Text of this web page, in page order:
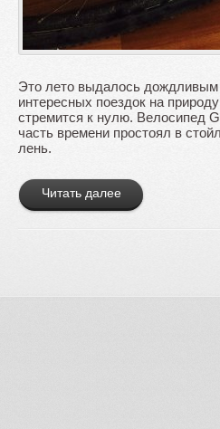
Это лето выдалось дождливым
интересных поездок на
стремится к нулю. Велосипед
часть времени простоял в
лень.
Читать далее